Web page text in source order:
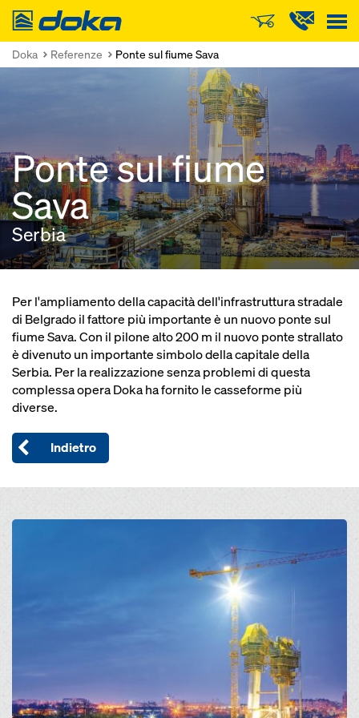
Doka
Doka Referenze Ponte sul fiume Sava
Ponte sul fiume
Sava
Serbia
Per l'ampliamento della capacità dell'infrastruttura stradale
di Belgrado il fattore più importante è un nuovo ponte sul
fiume Sava. Con il pilone alto 200 m il nuovo ponte strallato
è divenuto un importante simbolo della capitale della
Serbia. Per la realizzazione senza problemi di questa
complessa opera Doka ha fornito le casseforme più
diverse.
Indietro
Open